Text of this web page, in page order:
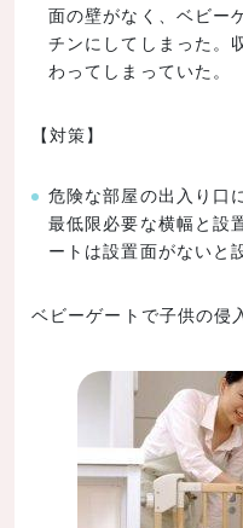
面の壁がなく、ベビー
チンにしてしまった。
わってしまっていた。
【対策】
危険な部屋の出入り口
最低限必要な横幅と設
ートは設置面がないと
ベビーゲートで子供の侵